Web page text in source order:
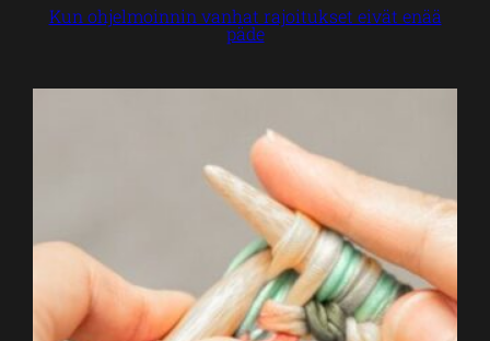
Kun ohjelmoinnin vanhat rajoitukset eivät enää
päde